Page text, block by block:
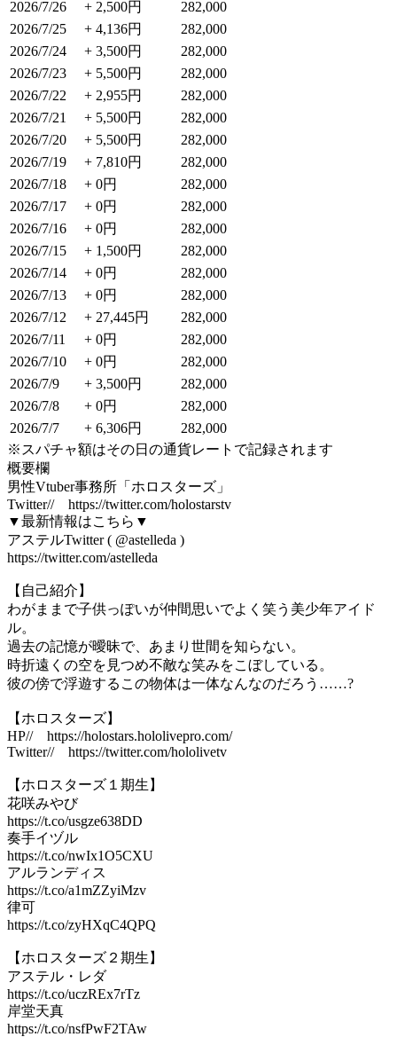
2026/7/26
+ 2,500円
282,000
2026/7/25
+ 4,136円
282,000
2026/7/24
+ 3,500円
282,000
2026/7/23
+ 5,500円
282,000
2026/7/22
+ 2,955円
282,000
2026/7/21
+ 5,500円
282,000
2026/7/20
+ 5,500円
282,000
2026/7/19
+ 7,810円
282,000
2026/7/18
+ 0円
282,000
2026/7/17
+ 0円
282,000
2026/7/16
+ 0円
282,000
2026/7/15
+ 1,500円
282,000
2026/7/14
+ 0円
282,000
2026/7/13
+ 0円
282,000
2026/7/12
+ 27,445円
282,000
2026/7/11
+ 0円
282,000
2026/7/10
+ 0円
282,000
2026/7/9
+ 3,500円
282,000
2026/7/8
+ 0円
282,000
2026/7/7
+ 6,306円
282,000
※スパチャ額はその日の通貨レートで記録されます
概要欄
男性Vtuber事務所「ホロスターズ」
Twitter// https://twitter.com/holostarstv
▼最新情報はこちら▼
アステルTwitter ( @astelleda )
https://twitter.com/astelleda
【自己紹介】
わがままで子供っぽいが仲間思いでよく笑う美少年アイド
ル。
過去の記憶が曖昧で、あまり世間を知らない。
時折遠くの空を見つめ不敵な笑みをこぼしている。
彼の傍で浮遊するこの物体は一体なんなのだろう……?
【ホロスターズ】
HP// https://holostars.hololivepro.com/
Twitter// https://twitter.com/hololivetv
【ホロスターズ１期生】
花咲みやび
https://t.co/usgze638DD
奏手イヅル
https://t.co/nwIx1O5CXU
アルランディス
https://t.co/a1mZZyiMzv
律可
https://t.co/zyHXqC4QPQ
【ホロスターズ２期生】
アステル・レダ
https://t.co/uczREx7rTz
岸堂天真
https://t.co/nsfPwF2TAw